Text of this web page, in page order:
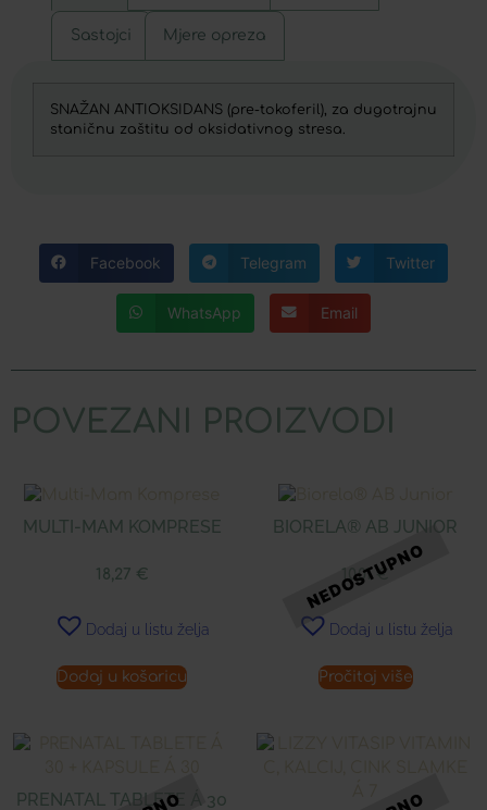
Sastojci Mjere opreza
SNAŽAN ANTIOKSIDANS (pre-tokoferil), za dugotrajnu
staničnu zaštitu od oksidativnog stresa.
Facebook Telegram Twitter
WhatsApp Email
POVEZANI PROIZVODI
MULTI-MAM KOMPRESE
18,27 €
Dodaj u listu želja
Dodaj u košaricu
BIORELA® AB JUNIOR
10,01€
Dodaj u listu želja
Pročitaj više
PRENATAL TABLETE Á 30